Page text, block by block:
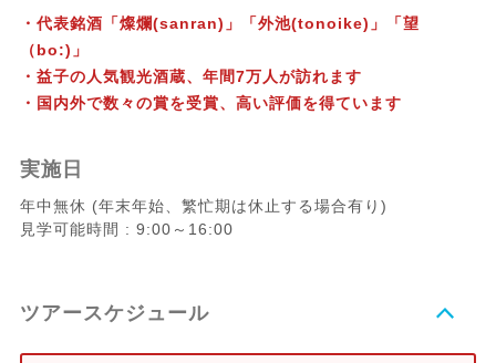
・代表銘酒「燦爛(sanran)」「外池(tonoike)」「望
（bo:)」
・益子の人気観光酒蔵、年間7万人が訪れます
・国内外で数々の賞を受賞、高い評価を得ています
実施日
年中無休 (年末年始、繁忙期は休止する場合有り)
見学可能時間 : 9:00～16:00
ツアースケジュール